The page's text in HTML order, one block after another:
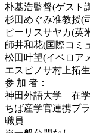
朴基浩監督(ゲスト
杉田めぐみ准教授(
ピーリスサヤカ(英
師井和花(国際コミ
松田叶望(イベロア
エスピノサ村上拓
参 加 者：
神田外語大学 在学
ちば産学官連携プ
職員